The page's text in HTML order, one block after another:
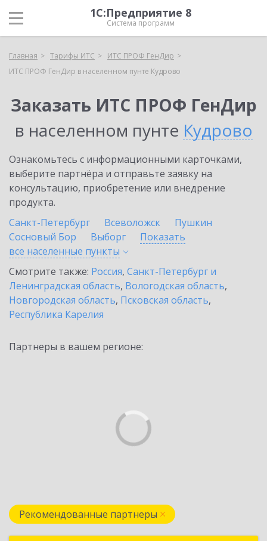
1С:Предприятие 8
Система программ
Главная Тарифы ИТС
ИТС ПРОФ ГенДир
ИТС ПРОФ ГенДир в населенном пунте Кудрово
Заказать ИТС ПРОФ ГенДир
в населенном пунте Кудрово
Ознакомьтесь с информационными карточками,
выберите партнёра и отправьте заявку на
консультацию, приобретение или внедрение
продукта.
Санкт-Петербург
Всеволожск
Пушкин
Сосновый Бор
Выборг
Показать
все населенные пункты
Смотрите также: Россия, Санкт-Петербург и
Ленинградская область, Вологодская область,
Новгородская область, Псковская область,
Республика Карелия
Партнеры в вашем регионе:
Рекомендованные партнеры